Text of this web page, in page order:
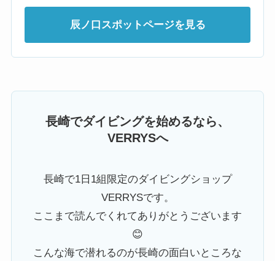
辰ノ口スポットページを見る
長崎でダイビングを始めるなら、
VERRYSへ
長崎で1日1組限定のダイビングショップ
VERRYSです。
ここまで読んでくれてありがとうございます
😊
こんな海で潜れるのが長崎の面白いところな